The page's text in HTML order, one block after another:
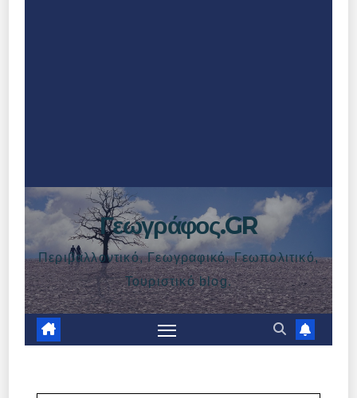
Γεωγράφος.GR
Περιβαλλοντικό, Γεωγραφικό, Γεωπολιτικό,
Τουριστικό blog.